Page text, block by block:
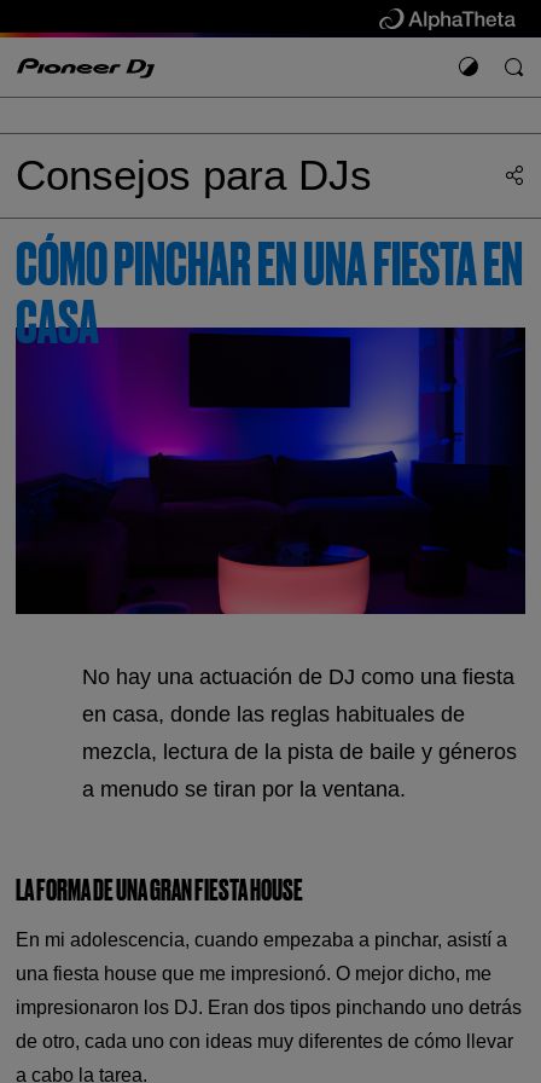
Consejos para DJs
CÓMO PINCHAR EN UNA FIESTA EN
CASA
No hay una actuación de DJ como una fiesta
en casa, donde las reglas habituales de
mezcla, lectura de la pista de baile y géneros
a menudo se tiran por la ventana.
LA FORMA DE UNA GRAN FIESTA HOUSE
En mi adolescencia, cuando empezaba a pinchar, asistí a
una fiesta house que me impresionó. O mejor dicho, me
impresionaron los DJ. Eran dos tipos pinchando uno detrás
de otro, cada uno con ideas muy diferentes de cómo llevar
a cabo la tarea.